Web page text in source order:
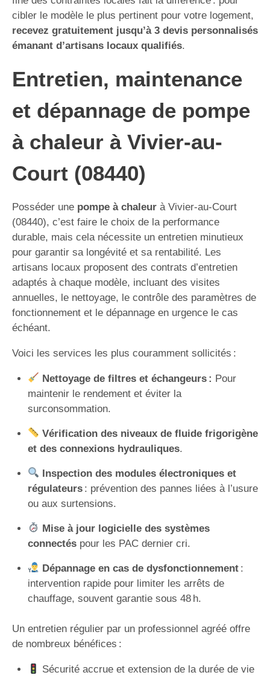
cibler le modèle le plus pertinent pour votre logement,
recevez gratuitement jusqu’à 3 devis personnalisés
émanant d’artisans locaux qualifiés.
Entretien, maintenance
et dépannage de pompe
à chaleur à Vivier-au-
Court (08440)
Posséder une pompe à chaleur à Vivier-au-Court
(08440), c’est faire le choix de la performance
durable, mais cela nécessite un entretien minutieux
pour garantir sa longévité et sa rentabilité. Les
artisans locaux proposent des contrats d’entretien
adaptés à chaque modèle, incluant des visites
annuelles, le nettoyage, le contrôle des paramètres de
fonctionnement et le dépannage en urgence le cas
échéant.
Voici les services les plus couramment sollicités :
Nettoyage de filtres et échangeurs : Pour
maintenir le rendement et éviter la
surconsommation.
Vérification des niveaux de fluide frigorigène
et des connexions hydrauliques.
Inspection des modules électroniques et
régulateurs: prévention des pannes liées à l’usure
ou aux surtensions.
Mise à jour logicielle des systèmes
connectéspour les PAC dernier cri.
Dépannage en cas de dysfonctionnement:
intervention rapide pour limiter les arrêts de
chauffage, souvent garantie sous 48 h.
Un entretien régulier par un professionnel agréé offre
de nombreux bénéfices :
Sécurité accrue et extension de la durée de vie